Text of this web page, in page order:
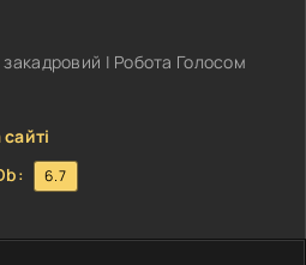
| Робота Голосом
6.7